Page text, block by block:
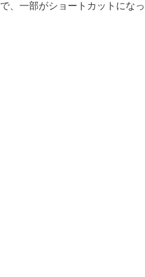
で、一部がショートカットにな